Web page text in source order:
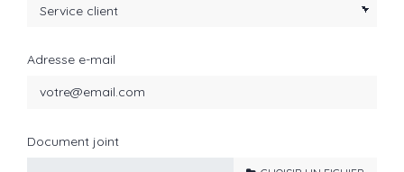
Adresse e-mail
Document joint